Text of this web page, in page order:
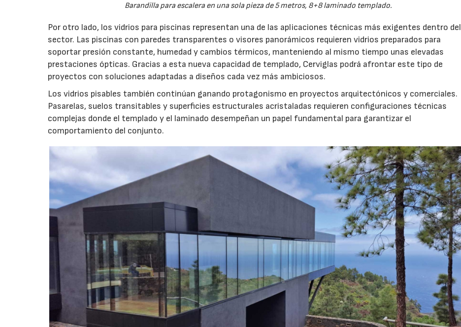
Barandilla para escalera en una sola pieza de 5 metros, 8+8 laminado templado.
Por otro lado, los vidrios para piscinas representan una de las aplicaciones técnicas más exigentes dentro del
sector. Las piscinas con paredes transparentes o visores panorámicos requieren vidrios preparados para
soportar presión constante, humedad y cambios térmicos, manteniendo al mismo tiempo unas elevadas
prestaciones ópticas. Gracias a esta nueva capacidad de templado, Cerviglas podrá afrontar este tipo de
proyectos con soluciones adaptadas a diseños cada vez más ambiciosos.
Los vidrios pisables también continúan ganando protagonismo en proyectos arquitectónicos y comerciales.
Pasarelas, suelos transitables y superficies estructurales acristaladas requieren configuraciones técnicas
complejas donde el templado y el laminado desempeñan un papel fundamental para garantizar el
comportamiento del conjunto.